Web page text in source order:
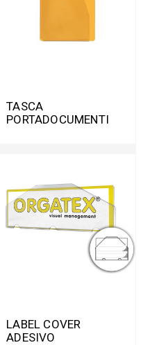
TASCA
PORTADOCUMENTI
LABEL COVER
ADESIVO